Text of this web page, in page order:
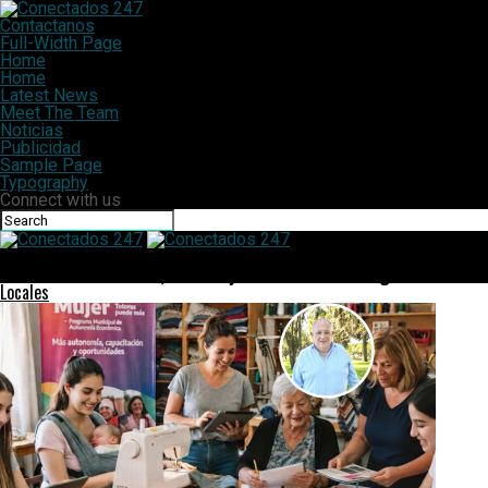
Contactanos
Full-Width Page
Home
Home
Latest News
Meet The Team
Noticias
Publicidad
Sample Page
Typography
Connect with us
Locales